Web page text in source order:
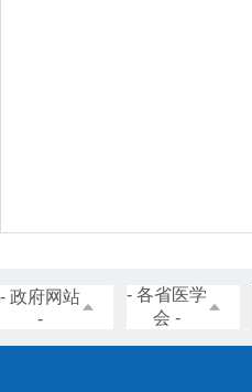
- 政府网站
-
- 各省医学
会 -